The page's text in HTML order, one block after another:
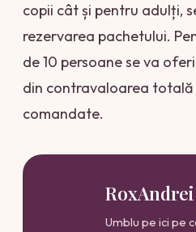
copii cât și pentru adulți,
rezervarea pachetului.
de 10 persoane se va
din contravaloarea totală
comandate.
RoxAndrei
Umblu pe ici pe